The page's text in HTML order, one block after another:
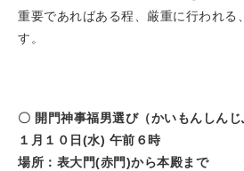
重要であればある程、厳重に行われる
す。
〇 開門神事福男選び（かいもんしんじ
１月１０日(水) 午前６時
場所：表大門(赤門)から本殿まで